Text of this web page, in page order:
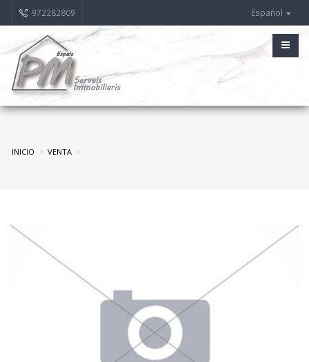
972282809 Español
INICIO VENTA